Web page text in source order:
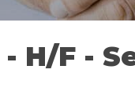
H/F -